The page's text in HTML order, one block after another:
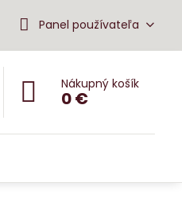
Panel používateľa
Nákupný košík
0 €